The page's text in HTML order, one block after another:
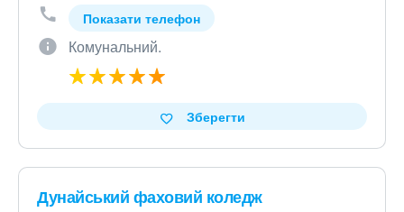
Показати телефон
Комунальний.
Зберегти
Дунайський фаховий коледж